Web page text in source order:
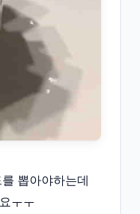
뽑아야하는데
ㅜㅜ